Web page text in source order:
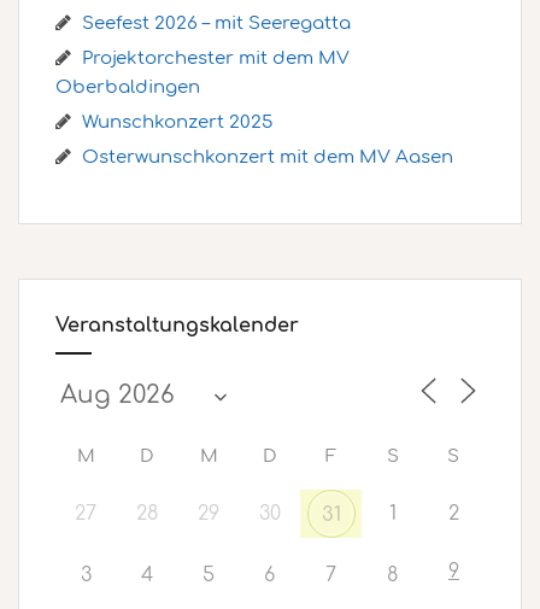
Seefest 2026 – mit Seeregatta
Projektorchester mit dem MV
Oberbaldingen
Wunschkonzert 2025
Osterwunschkonzert mit dem MV Aasen
Veranstaltungskalender
M D M D F S S
27 28 29 30 31 1 2
3 4 5 6 7 8 9